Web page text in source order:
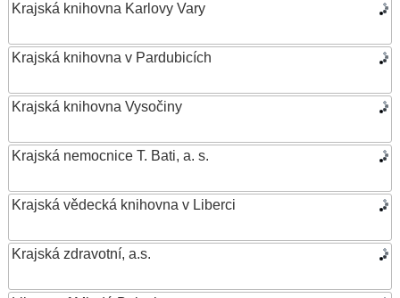
Krajská knihovna Karlovy Vary
Krajská knihovna v Pardubicích
Krajská knihovna Vysočiny
Krajská nemocnice T. Bati, a. s.
Krajská vědecká knihovna v Liberci
Krajská zdravotní, a.s.